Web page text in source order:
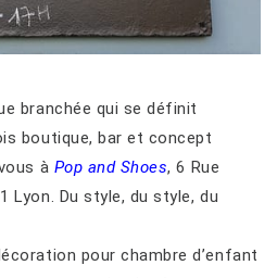
branchée qui se définit
boutique, bar et concept
à Pop and Shoes, 6 Rue
Lyon. Du style, du style, du
pour chambre d’enfant